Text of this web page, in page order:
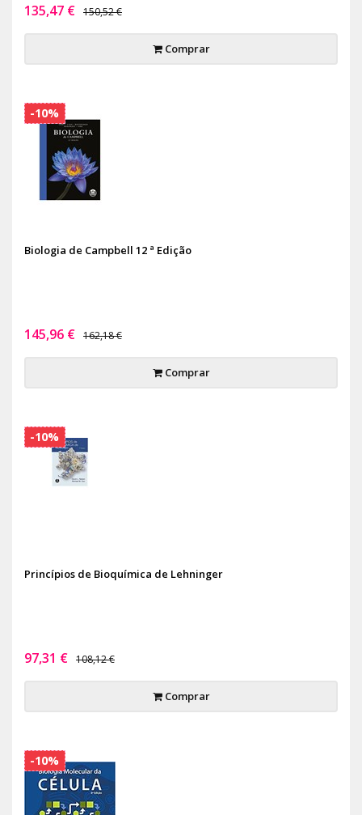
135,47 € 150,52 €
Comprar
Biologia de Campbell 12 ª Edição
145,96 € 162,18 €
Comprar
-10%
Princípios de Bioquímica de Lehninger
97,31 € 108,12 €
Comprar
-10%
-10%